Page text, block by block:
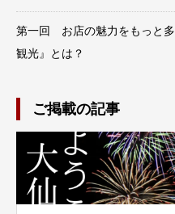
第一回 お店の魅力をもっと
観光』とは？
ご掲載の記事